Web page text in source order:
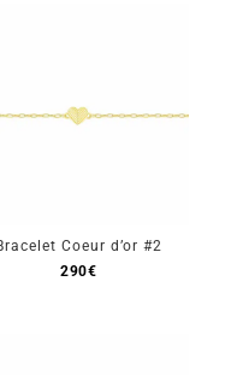
Coeur d’or #2
290€